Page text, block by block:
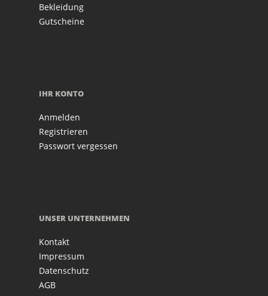
Bekleidung
Gutscheine
IHR KONTO
Anmelden
Registrieren
Passwort vergessen
UNSER UNTERNEHMEN
Kontakt
Impressum
Datenschutz
AGB